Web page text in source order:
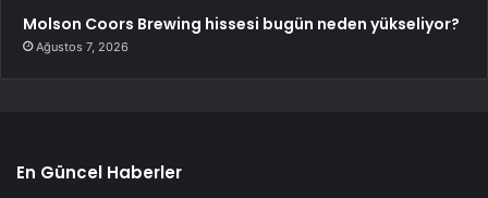
Molson Coors Brewing hissesi bugün neden yükseliyor?
Ağustos 7, 2026
En Güncel Haberler